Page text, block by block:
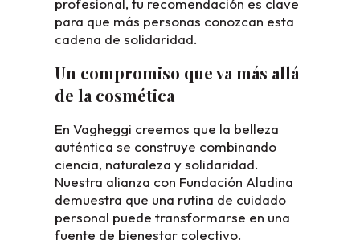
para que más personas conozcan esta
cadena de solidaridad.
Un compromiso que va más allá
de la cosmética
En Vagheggi creemos que la belleza
auténtica se construye combinando
ciencia, naturaleza y solidaridad.
Nuestra alianza con Fundación Aladina
demuestra que una rutina de cuidado
personal puede transformarse en una
fuente de bienestar colectivo.